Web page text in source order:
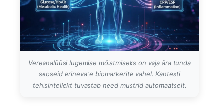
Vereanalüüsi lugemise mõistmiseks on vaja ära tunda
seoseid erinevate biomarkerite vahel. Kantesti
tehisintellekt tuvastab need mustrid automaatselt.
Kiswahili
አማርኛ
O‘zbekcha
Català
Қазақ тілі